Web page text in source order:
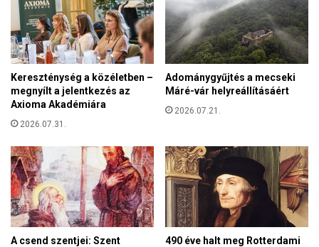
n
á
b
a
z
ü
n
kKereszténység a közéletben –
megnyílt a jelentkezés az
Axioma Akadémiára
2026.07.31.
Adománygyűjtés a mecseki
Máré-vár helyreállításáért
2026.07.21.
A csend szentjei: Szent
490 éve halt meg Rotterdami